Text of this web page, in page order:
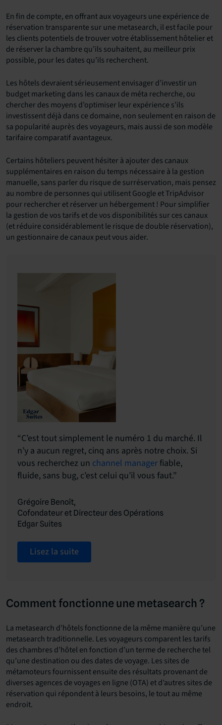
En fin de compte, en offrant aux voyageurs une expérience de
réservation transparente sur une metasearch, il est facile pour
les clients potentiels de trouver votre établissement hôtelier et
de réserver la chambre qu’ils souhaitent, au meilleur prix
possible, pour les dates qu’ils recherchent.
Les hôtels devraient sérieusement envisager d’investir un
budget marketing dans les canaux de méta recherche, ou
chercher des moyens d’optimiser leur expérience s’ils
investissent déjà dans ce domaine, non seulement en raison de
sa popularité auprès des voyageurs, mais aussi de son modèle
tarifaire comparatif avantageux.
Certains hôteliers peuvent hésiter à ajouter des canaux
supplémentaires en raison du temps nécessaire à la gestion
manuelle, sans parler du risque de surréservation, mais pensez
au nombre de personnes qui utilisent Google et TripAdvisor
pour rechercher et réserver un hébergement ! Pour simplifier
la gestion de vos tarifs et de vos disponibilités sur ces canaux
(et réduire considérablement le risque de double réservation),
un gestionnaire de canaux peut vous aider.
“C’est tout simplement le numéro 1 du marché. Il
n’y a aucun regret, cinq ans après notre choix. Si
vous recherchez un channel managerfiable,
fluide, sans bug, c’est celui qu’il vous faut.”
Grégoire Benoît,
Cofondateur et Directeur des Opérations
Edgar Suites
Lisez la suite
Comment fonctionne une metasearch ?
La metasearch d’hôtels fonctionne de la même manière qu’une
metasearch traditionnelle. Les voyageurs comparent les tarifs
des chambres d’hôtel en fonction d’un terme de recherche tel
qu’une destination ou des dates de voyage. Les sites de
métamoteurs fournissent ensuite des résultats provenant de
diverses agences de voyages en ligne (OTA) et d’autres sites de
réservation qui répondent à leurs besoins, le tout au même
endroit.